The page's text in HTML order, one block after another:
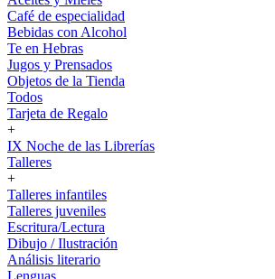
Café de especialidad
Bebidas con Alcohol
Te en Hebras
Jugos y Prensados
Objetos de la Tienda
Todos
Tarjeta de Regalo
+
IX Noche de las Librerías
Talleres
+
Talleres infantiles
Talleres juveniles
Escritura/Lectura
Dibujo / Ilustración
Análisis literario
Lenguas